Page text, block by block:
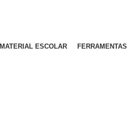
MATERIAL ESCOLAR FERRAMENTAS